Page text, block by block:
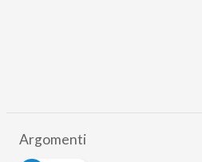
Argomenti